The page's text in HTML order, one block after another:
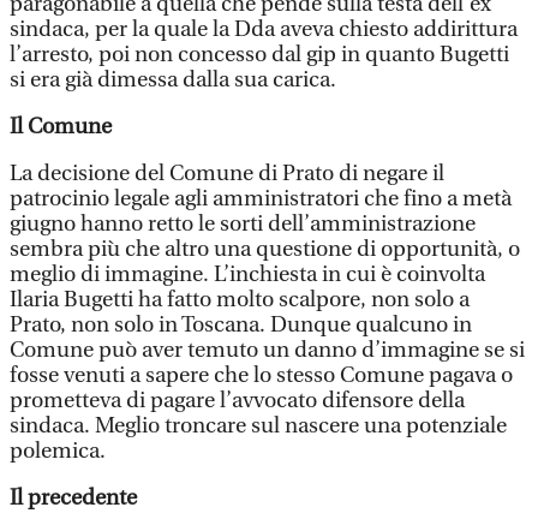
sindaca, per la quale la Dda aveva chiesto addirittura
l’arresto, poi non concesso dal gip in quanto Bugetti
si era già dimessa dalla sua carica.
Il Comune
La decisione del Comune di Prato di negare il
patrocinio legale agli amministratori che fino a metà
giugno hanno retto le sorti dell’amministrazione
sembra più che altro una questione di opportunità, o
meglio di immagine. L’inchiesta in cui è coinvolta
Ilaria Bugetti ha fatto molto scalpore, non solo a
Prato, non solo in Toscana. Dunque qualcuno in
Comune può aver temuto un danno d’immagine se si
fosse venuti a sapere che lo stesso Comune pagava o
prometteva di pagare l’avvocato difensore della
sindaca. Meglio troncare sul nascere una potenziale
polemica.
Il precedente